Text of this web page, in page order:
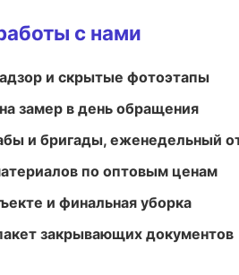
с нами
и скрытые фотоэтапы
замер в день обращения
и бригады, еженедельный
по оптовым ценам
и финальная уборка
закрывающих документов